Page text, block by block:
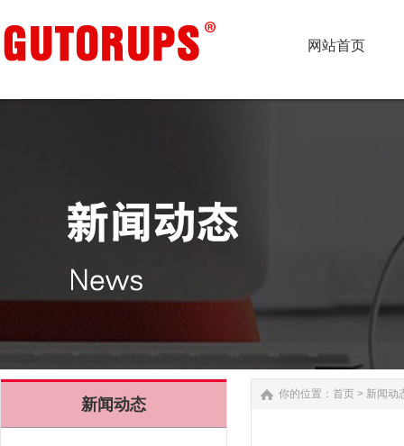
网站首页
新闻动态
你的位置： 首页 > 新闻动